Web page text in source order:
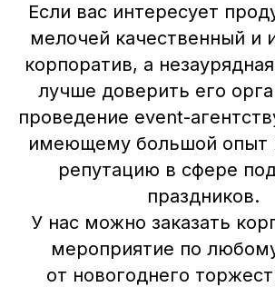
Если вас интересует
мелочей качественный и
корпоратив, а
лучше доверить его
проведение event-
имеющему большой опыт
репутацию в сфере
праздников.
У нас можно заказать
мероприятие по
от новогоднего